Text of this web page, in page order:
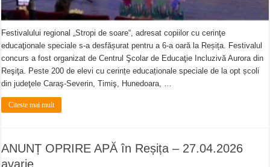
Festivalului regional „Stropi de soare“, adresat copiilor cu cerinţe
educaţionale speciale s-a desfășurat pentru a 6-a oară la Reșița. Festivalul
concurs a fost organizat de Centrul Şcolar de Educaţie Incluzivă Aurora din
Reşiţa. Peste 200 de elevi cu cerințe educaționale speciale de la opt școli
din judeţele Caraş-Severin, Timiş, Hunedoara, …
Citeste mai mult
ANUNȚ OPRIRE APĂ în Reșița – 27.04.2026
avarie